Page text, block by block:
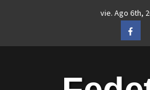
vie. Ago 6th,